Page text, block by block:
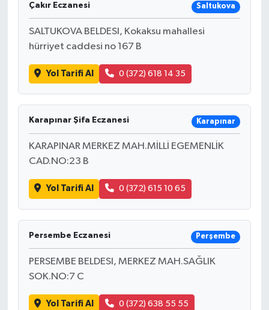
Çakır Eczanesi Saltukova
SALTUKOVA BELDESI, Kokaksu mahallesi
hürriyet caddesi no 167 B
Yol Tarifi Al 0 (372) 618 14 35
Karapınar Şifa Eczanesi Karapınar
KARAPINAR MERKEZ MAH.MİLLİ EGEMENLİK
CAD.NO:23 B
Yol Tarifi Al 0 (372) 615 10 65
Persembe Eczanesi Perşembe
PERSEMBE BELDESI, MERKEZ MAH.SAĞLIK
SOK.NO:7 C
Yol Tarifi Al 0 (372) 638 55 55